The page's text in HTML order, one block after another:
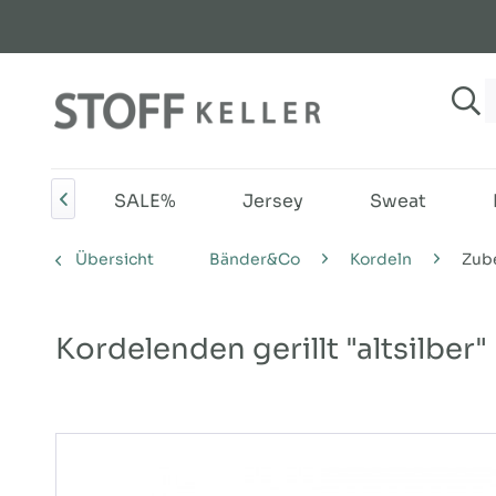
SALE% Jersey Sweat

Übersicht Bänder&Co Kordeln
Kordelenden gerillt "altsilber"